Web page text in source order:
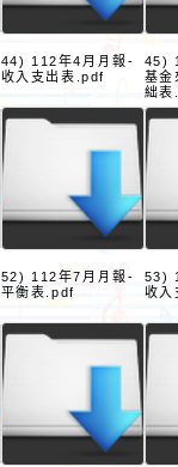
44) 112年4月月報-
收入支出表.pdf
45)
基金
絀
52) 112年7月月報-
平衡表.pdf
53)
收入